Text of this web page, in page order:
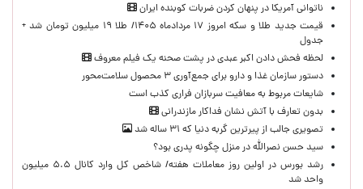
ناتوانی آمریکا در پنهان کردن ضربات کوبنده ایران
قیمت جدید طلا و سکه امروز ۱۷ مردادماه ۱۴۰۵/ طلا ۱۹ میلیون تومان شد +
جدول
لحظه‌ فحش دادن اکبر عبدی در پشت صحنه یک فیلم معروف
دستور سازمان غذا و دارو برای جمع‌آوری ۳ محصول سلامت‌محور
شایعات مربوط به معافیت سربازان فراری کذب است
بدون تعارف با آتش نشان فداکار مازندرانی
تصویری جالب از پیرترین گربه دنیا که ۳۱ ساله شد
سید حسن نصرالله در منزل چگونه پدری بود؟
رشد بورس در اولین روز معاملات هفته/ شاخص کل وارد کانال ۵.۵ میلیون
واحد شد